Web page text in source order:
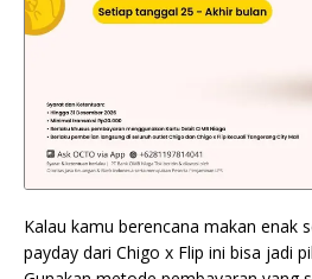
Kalau kamu berencana makan enak
payday dari Chigo x Flip ini bisa jadi